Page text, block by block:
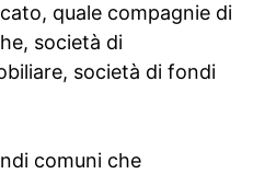
quale compagnie di
società di
società di fondi
comuni che